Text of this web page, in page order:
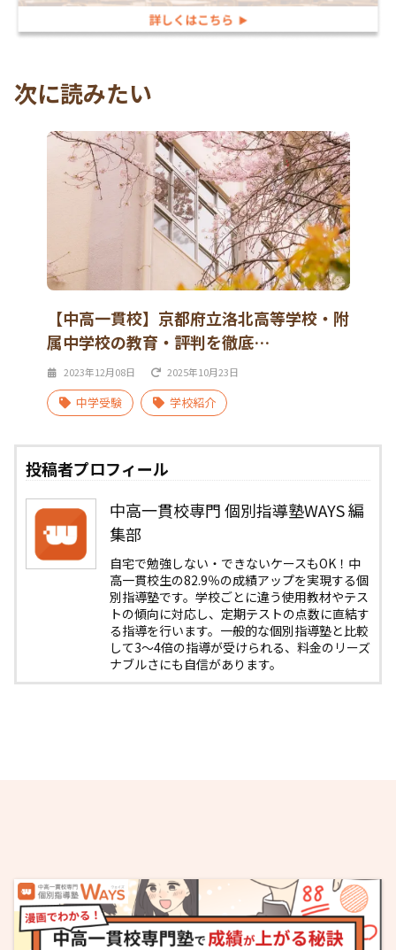
次に読みたい
【中高一貫校】京都府立洛北高等学校・附
属中学校の教育・評判を徹底…
2023年12月08日 2025年10月23日
中学受験 学校紹介
投稿者プロフィール
中高一貫校専門 個別指導塾WAYS 編
集部
自宅で勉強しない・できないケースもOK！中
高一貫校生の82.9％の成績アップを実現する個
別指導塾です。学校ごとに違う使用教材やテス
トの傾向に対応し、定期テストの点数に直結す
る指導を行います。一般的な個別指導塾と比較
して3〜4倍の指導が受けられる、料金のリーズ
ナブルさにも自信があります。